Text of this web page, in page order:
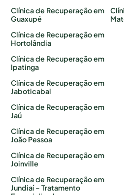
Clínica de Recuperação em
Guaxupé
Clínica de Recuperação em
Hortolândia
Clínica de Recuperação em
Ipatinga
Clínica de Recuperação em
Jaboticabal
Clínica de Recuperação em
Jaú
Clínica de Recuperação em
João Pessoa
Clínica de Recuperação em
Joinville
Clínica de Recuperação em
Jundiaí – Tratamento